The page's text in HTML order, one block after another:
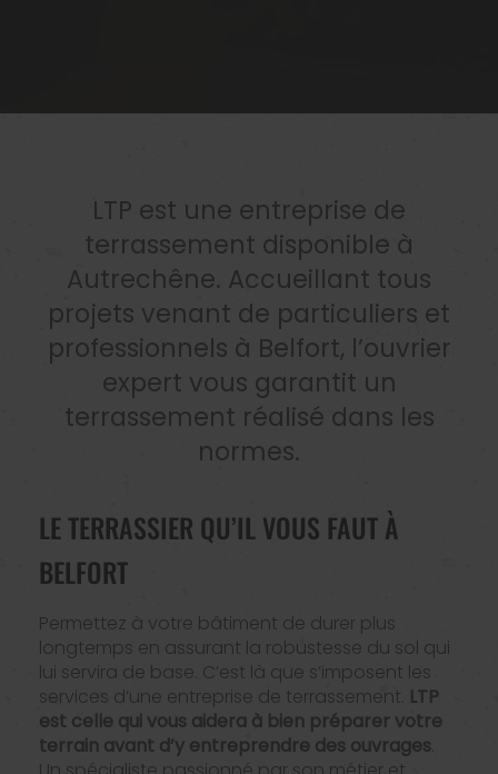
LTP est une entreprise de
terrassement disponible à
Autrechêne. Accueillant tous
projets venant de particuliers et
professionnels à Belfort, l’ouvrier
expert vous garantit un
terrassement réalisé dans les
normes.
LE TERRASSIER QU’IL VOUS FAUT À
BELFORT
Permettez à votre bâtiment de durer plus
longtemps en assurant la robustesse du sol qui
lui servira de base. C’est là que s’imposent les
services d’une entreprise de terrassement. LTP
est celle qui vous aidera à bien préparer votre
terrain avant d’y entreprendre des ouvrages.